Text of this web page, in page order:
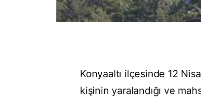
Konyaaltı ilçesinde 12
kişinin yaralandığı ve